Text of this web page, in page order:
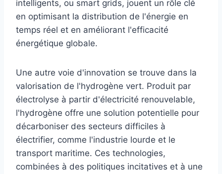
intelligents, ou smart grids, jouent un rôle clé
en optimisant la distribution de l'énergie en
temps réel et en améliorant l'efficacité
énergétique globale.
Une autre voie d'innovation se trouve dans la
valorisation de l'hydrogène vert. Produit par
électrolyse à partir d'électricité renouvelable,
l'hydrogène offre une solution potentielle pour
décarboniser des secteurs difficiles à
électrifier, comme l'industrie lourde et le
transport maritime. Ces technologies,
combinées à des politiques incitatives et à une